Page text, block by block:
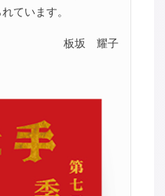
ています。
板坂 耀子